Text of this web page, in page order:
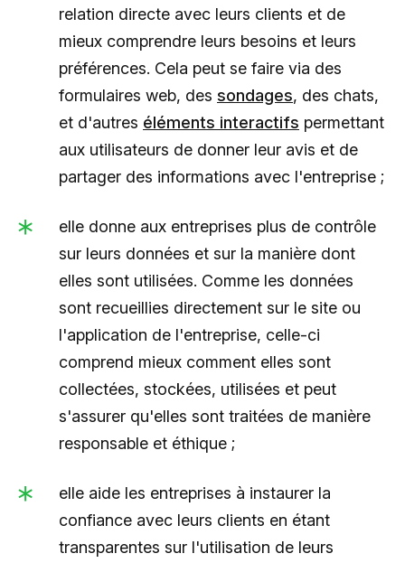
relation directe avec leurs clients et de
mieux comprendre leurs besoins et leurs
préférences. Cela peut se faire via des
formulaires web, des sondages, des chats,
et d'autres éléments interactifs permettant
aux utilisateurs de donner leur avis et de
partager des informations avec l'entreprise ;
elle donne aux entreprises plus de contrôle
sur leurs données et sur la manière dont
elles sont utilisées. Comme les données
sont recueillies directement sur le site ou
l'application de l'entreprise, celle-ci
comprend mieux comment elles sont
collectées, stockées, utilisées et peut
s'assurer qu'elles sont traitées de manière
responsable et éthique ;
elle aide les entreprises à instaurer la
confiance avec leurs clients en étant
transparentes sur l'utilisation de leurs